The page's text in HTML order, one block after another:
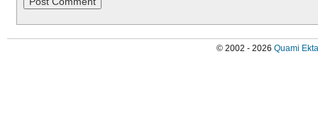
© 2002 - 2026 Quami